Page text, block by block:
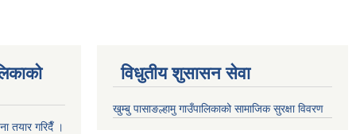
तयार गरिदैँ ।
विधुतीय शुसासन सेवा
खुम्बु पासाङल्हामु गाउँपालिकाको सामाजिक सुरक्षा विवरण